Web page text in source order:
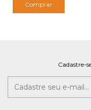
Comprar
Cadastre-